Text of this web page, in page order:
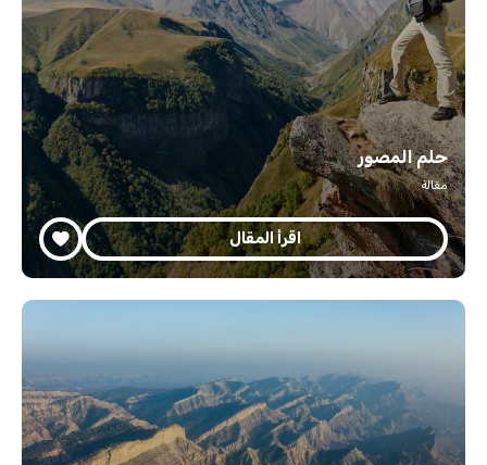
حلم المصور
مقالة
اقرأ المقال